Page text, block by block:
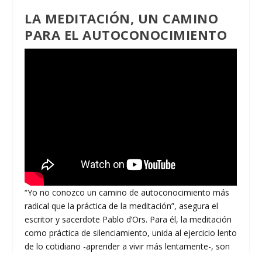
LA MEDITACIÓN, UN CAMINO
PARA EL AUTOCONOCIMIENTO
“Yo no conozco un camino de autoconocimiento más
radical que la práctica de la meditación”, asegura el
escritor y sacerdote Pablo d’Ors. Para él, la meditación
como práctica de silenciamiento, unida al ejercicio lento
de lo cotidiano -aprender a vivir más lentamente-, son